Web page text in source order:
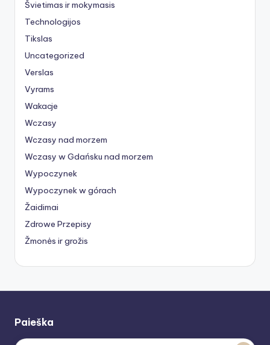
Švietimas ir mokymasis
Technologijos
Tikslas
Uncategorized
Verslas
Vyrams
Wakacje
Wczasy
Wczasy nad morzem
Wczasy w Gdańsku nad morzem
Wypoczynek
Wypoczynek w górach
Žaidimai
Zdrowe Przepisy
Žmonės ir grožis
Paieška